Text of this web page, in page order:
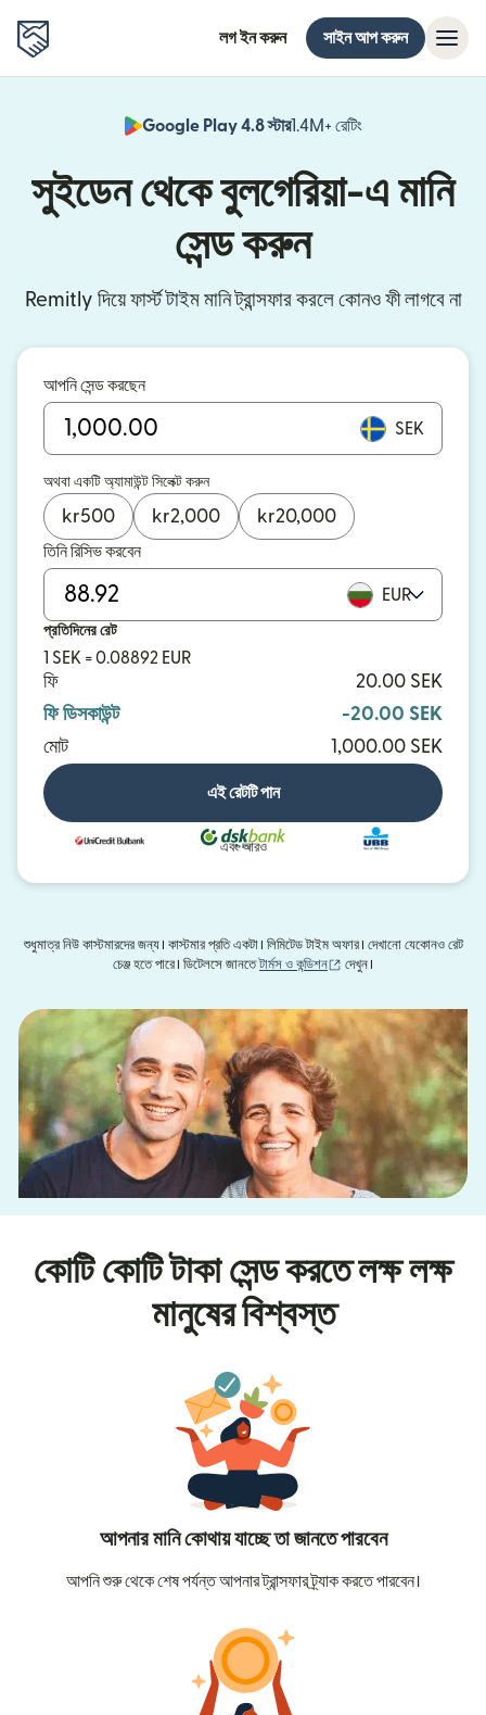
লগ ইন করুন সাইন আপ করুন
Google Play 4.8 স্টার1.4M+ রেটিং
সুইডেন থেকে বুলগেরিয়া-এ মানি
সেন্ড করুন
Remitly দিয়ে ফার্স্ট টাইম মানি ট্রান্সফার করলে কোনও ফী লাগবে না
আপনি সেন্ড করছেন
SEK
অথবা একটি অ্যামাউন্ট সিলেক্ট করুন
kr500 kr2,000 kr20,000
তিনি রিসিভ করবেন
EUR
প্রতিদিনের রেট
1 SEK = 0.08892 EUR
ফি
20.00 SEK
ফি ডিসকাউন্ট
-20.00 SEK
মোট
1,000.00 SEK
এই রেটটি পান
এবং আরও
শুধুমাত্র নিউ কাস্টমারদের জন্য। কাস্টমার প্রতি একটা। লিমিটেড টাইম অফার। দেখানো যেকোনও রেট
চেঞ্জ হতে পারে। ডিটেলসে জানতেটার্মস ও কন্ডিশন (নতুন উইন্ডোতে খুলবে)
দেখুন।
কোটি কোটি টাকা সেন্ড করতে লক্ষ লক্ষ
মানুষের বিশ্বস্ত
আপনার মানি কোথায় যাচ্ছে তা জানতে পারবেন
আপনি শুরু থেকে শেষ পর্যন্ত আপনার ট্রান্সফার ট্র্যাক করতে পারবেন।